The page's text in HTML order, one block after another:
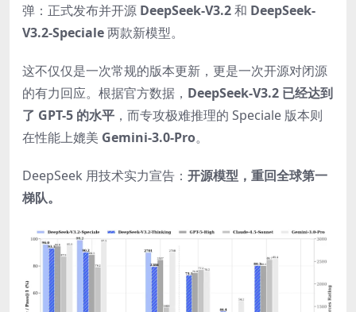
弹：正式发布并开源 DeepSeek-V3.2和 DeepSeek-
V3.2-Speciale两款新模型。
这不仅仅是一次常规的版本更新，更是一次开源对闭源
的有力回应。根据官方数据， DeepSeek-V3.2 已经达到
了 GPT-5 的水平 ，而专攻极难推理的 Speciale 版本则
在性能上媲美 Gemini-3.0-Pro。
DeepSeek 用技术实力宣告： 开源模型，重回全球第一
梯队。